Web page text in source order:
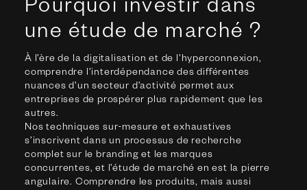
Pourquoi investir dans
une étude de marché ?
À l’ère de la digitalisation et de l’hyperconnexion,
comprendre l’interdépendance des différentes
nuances d’un secteur d’activité permet aux
entreprises de prospérer plus rapidement que les
autres.
Nos techniques sur-mesure et exhaustives
s’inscrivent dans un processus de recherche
complet sur le branding et les marques
concurrentes, et l’étude de marché en est la pierre
angulaire. Comprendre les produits, mais aussi